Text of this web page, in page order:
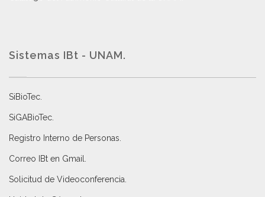
Sistemas IBt - UNAM.
SiBioTec
SiGABioTec.
Registro Interno de Personas
Correo IBt en Gmail
Solicitud de Videoconferencia.